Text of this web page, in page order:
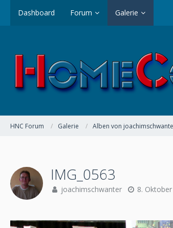
Dashboard Forum Galerie
HNC Forum Galerie Alben von
IMG_0563
joachimschwanter 8.